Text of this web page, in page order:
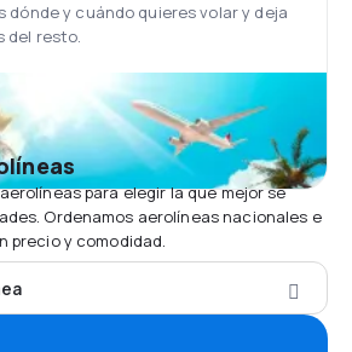
dónde y cuándo quieres volar y deja
del resto.
para elegir la que mejor se
Ordenamos aerolíneas nacionales e
precio y comodidad.